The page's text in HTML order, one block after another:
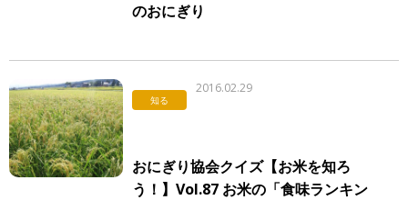
のおにぎり
知る
2016.02.29
おにぎり協会クイズ【お米を知ろ
う！】Vol.87 お米の「食味ランキン